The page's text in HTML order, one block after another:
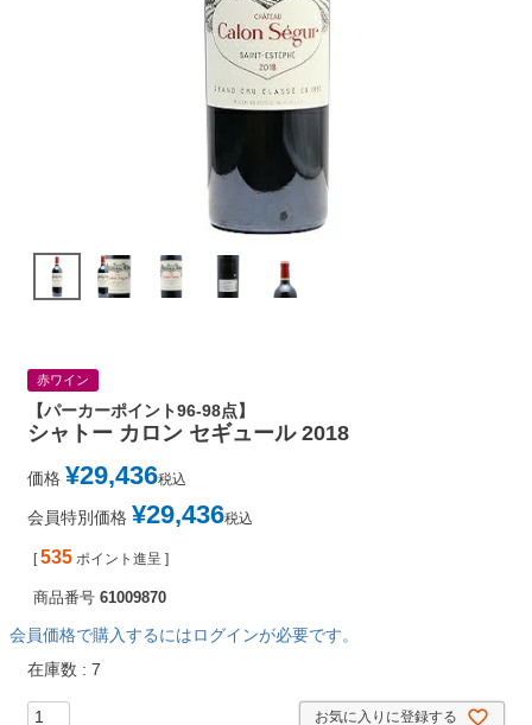
赤ワイン
【パーカーポイント96-98点】
シャトー カロン セギュール 2018
価格 ¥29,436税込
会員特別価格 ¥29,436税込
[ 535 ポイント進呈 ]
商品番号 61009870
会員価格で購入するにはログインが必要です。
在庫数
7
お気に入りに登録する